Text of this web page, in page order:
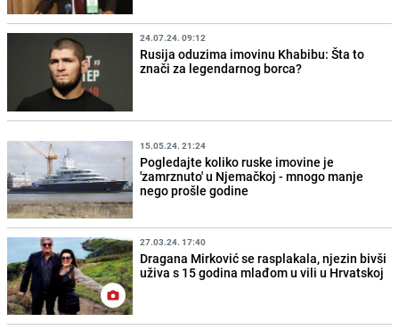
24.07.24. 09:12
Rusija oduzima imovinu Khabibu: Šta to
znači za legendarnog borca?
15.05.24. 21:24
Pogledajte koliko ruske imovine je
'zamrznuto' u Njemačkoj - mnogo manje
nego prošle godine
27.03.24. 17:40
Dragana Mirković se rasplakala, njezin bivši
uživa s 15 godina mlađom u vili u Hrvatskoj